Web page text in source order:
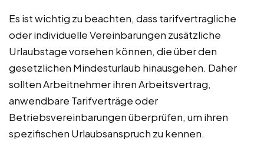
Es ist wichtig zu beachten, dass tarifvertragliche
oder individuelle Vereinbarungen zusätzliche
Urlaubstage vorsehen können, die über den
gesetzlichen Mindesturlaub hinausgehen. Daher
sollten Arbeitnehmer ihren Arbeitsvertrag,
anwendbare Tarifverträge oder
Betriebsvereinbarungen überprüfen, um ihren
spezifischen Urlaubsanspruch zu kennen.